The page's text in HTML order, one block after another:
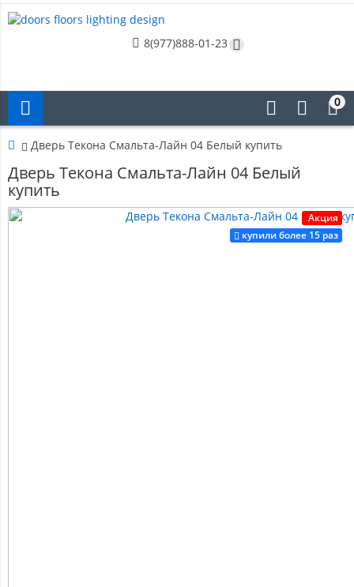
8(977)888-01-23
0
Дверь Текона Смальта-Лайн 04 Белый купить
Дверь Текона Смальта-Лайн 04 Белый
купить
Акция
купили более 15 раз